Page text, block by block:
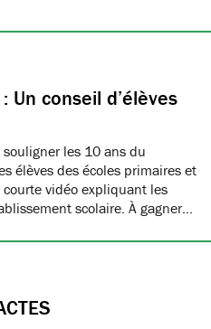
Un conseil d’élèves
les 10 ans du
élèves des écoles primaires et
vidéo expliquant les
scolaire. À gagner…